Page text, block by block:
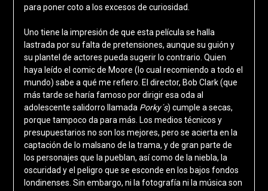
para poner coto a los excesos de curiosidad.
Uno tiene la impresión de que esta película se halla
lastrada por su falta de pretensiones, aunque su guión y
su plantel de actores pueda sugerir lo contrario. Quien
haya leído el comic de Moore (lo cual recomiendo a todo el
mundo) sabe a qué me refiero. El director, Bob Clark (que
más tarde se haría famoso por dirigir esa oda al
adolescente salidorro llamada Porky´s) cumple a secas,
porque tampoco da para más. Los medios técnicos y
presupuestarios no son los mejores, pero se acierta en la
captación de lo malsano de la trama, y de gran parte de
los personajes que la pueblan, así como de la niebla, la
oscuridad y el peligro que se esconde en los bajos fondos
londinenses. Sin embargo, ni la fotografía ni la música son